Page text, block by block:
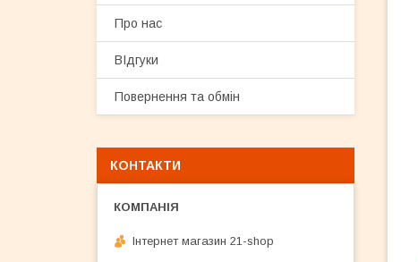
Про нас
ВІдгуки
Повернення та обмін
КОНТАКТИ
Інтернет магазин 21-shop